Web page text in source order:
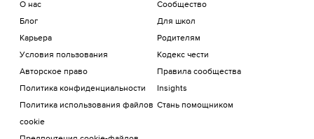
О нас
Блог
Карьера
Условия пользования
Авторское право
Политика конфиденциальности
Политика использования файлов
cookie
Сообщество
Для школ
Родителям
Кодекс чести
Правила сообщества
Insights
Стань помощником